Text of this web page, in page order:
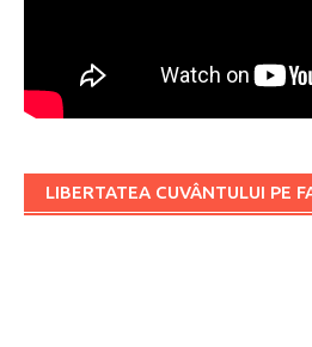
LIBERTATEA CUVÂNTULUI PE